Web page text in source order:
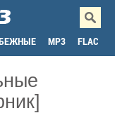
MP3 FLAC